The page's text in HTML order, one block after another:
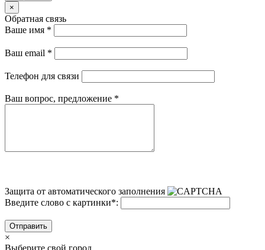
×
Обратная связь
Ваше имя *
Ваш email *
Телефон для связи
Ваш вопрос, предложение *
Защита от автоматического заполнения
Введите слово с картинки*:
Отправить
×
Выберите свой город